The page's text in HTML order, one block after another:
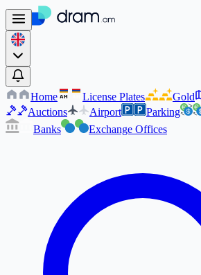
Home AM License Plates Gold
Auctions
Airport Parking
Banks
Exchange Offices